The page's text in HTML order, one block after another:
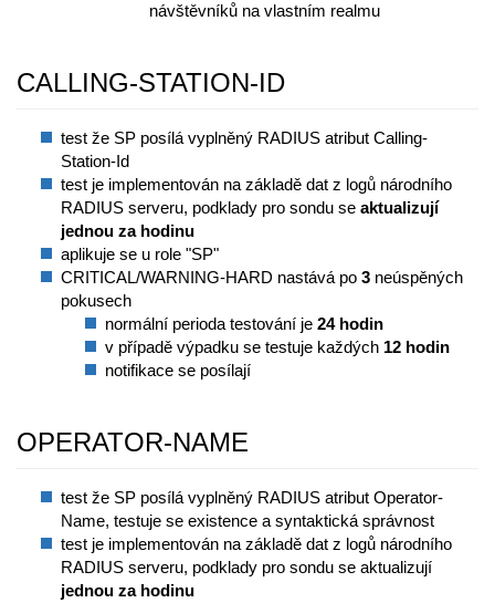
návštěvníků na vlastním realmu
CALLING-STATION-ID
test že SP posílá vyplněný RADIUS atribut Calling-
Station-Id
test je implementován na základě dat z logů národního
RADIUS serveru, podklady pro sondu se aktualizují
jednou za hodinu
aplikuje se u role "SP"
CRITICAL/WARNING-HARD nastává po 3 neúspěných
pokusech
normální perioda testování je 24 hodin
v případě výpadku se testuje každých 12 hodin
notifikace se posílají
OPERATOR-NAME
test že SP posílá vyplněný RADIUS atribut Operator-
Name, testuje se existence a syntaktická správnost
test je implementován na základě dat z logů národního
RADIUS serveru, podklady pro sondu se aktualizují
jednou za hodinu